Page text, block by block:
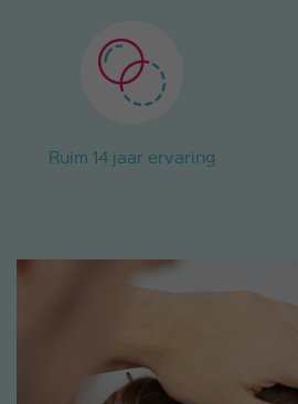
Ruim 14 jaar ervaring